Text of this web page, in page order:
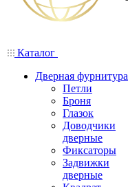
Каталог
Дверная фурнитура
Петли
Броня
Глазок
Доводчики
дверные
Фиксаторы
Задвижки
дверные